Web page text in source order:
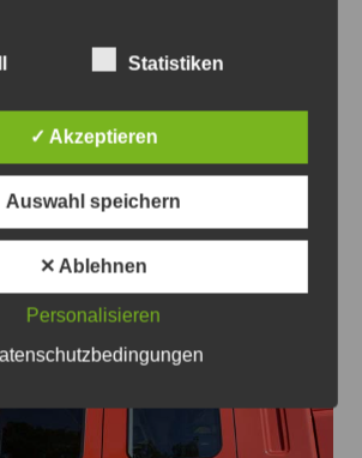
Weiter
auch interessieren
Statistiken
✓ Akzeptieren
Auswahl speichern
✕ Ablehnen
Personalisieren